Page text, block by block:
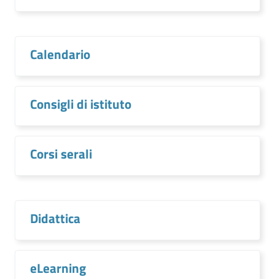
Calendario
Consigli di istituto
Corsi serali
Didattica
eLearning